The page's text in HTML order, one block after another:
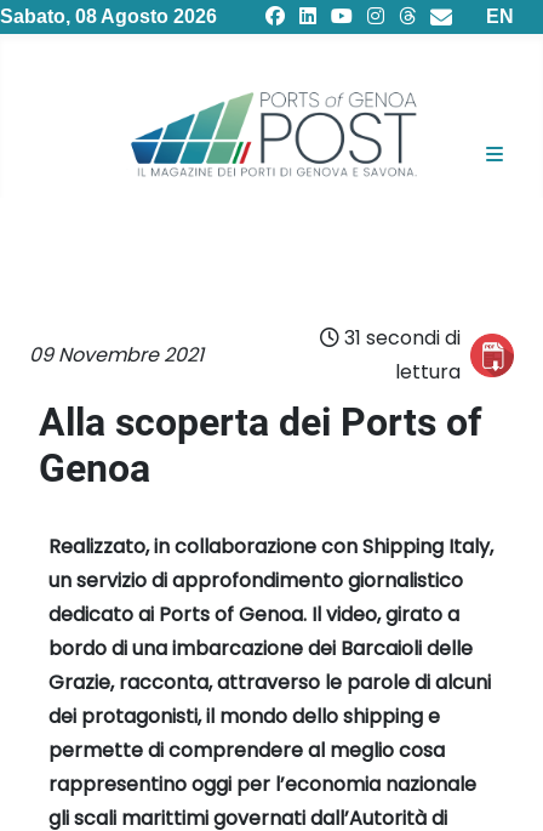
Sabato, 08 Agosto 2026 EN
09 Novembre 2021
31 secondi di
lettura
Alla scoperta dei Ports of
Genoa
Realizzato, in collaborazione con Shipping Italy,
un servizio di approfondimento giornalistico
dedicato ai Ports of Genoa. Il video, girato a
bordo di una imbarcazione dei Barcaioli delle
Grazie, racconta, attraverso le parole di alcuni
dei protagonisti, il mondo dello shipping e
permette di comprendere al meglio cosa
rappresentino oggi per l’economia nazionale
gli scali marittimi governati dall’Autorità di